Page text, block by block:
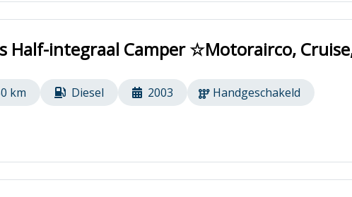
Half-integraal Camper ☆Motorairco,
km Diesel 2003 Handgeschakeld